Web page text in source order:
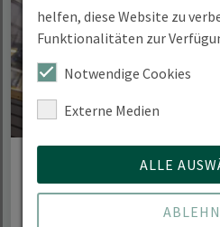
Holzingenieurwesen
helfen, diese Website zu
Funktionalitäten zur
Notwendige Cookies
Externe Medien
ALLE